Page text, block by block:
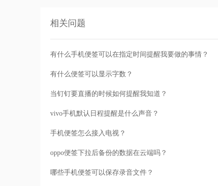
相关问题
有什么手机便签可以在指定时间提醒我要做的事情？
有什么便签可以显示字数？
当钉钉要直播的时候如何提醒我知道？
vivo手机默认日程提醒是什么声音？
手机便签怎么接入电视？
oppo便签下拉后备份的数据在云端吗？
哪些手机便签可以保存录音文件？